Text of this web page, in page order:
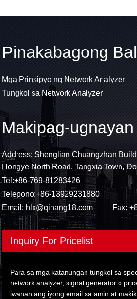
Pinakabagong
Mga Prinsipyo ng Network Analyzer
Tungkol sa Network Analyzer
Makipag-
Address: Shenglian Chuangzhan
Hongye North Road, Tangxia Town,
Tel:+86-769-81283426
Telepono:+86-13929231880
Email: hlx@qihang18.com Fax:
Inquiry For Pricelist
Para sa mga katanungan tungkol sa
network analyzer, signal generator o
iwanan ang iyong email sa amin at